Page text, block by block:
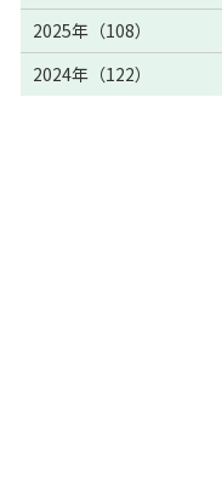
2025年（108）
2024年（122）